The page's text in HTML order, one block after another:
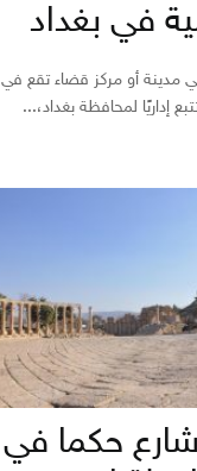
في بغداد
مدينة أو مركز قضاء تقع في
إداريًا لمحافظة بغداد،...
حكما في